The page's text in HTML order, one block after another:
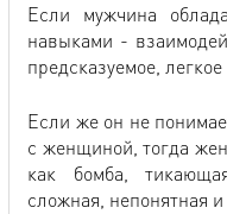
Если мужчина
навыками -
предсказуемое,
Если же он не
с женщиной, тогда
как бомба,
сложная, непонятная